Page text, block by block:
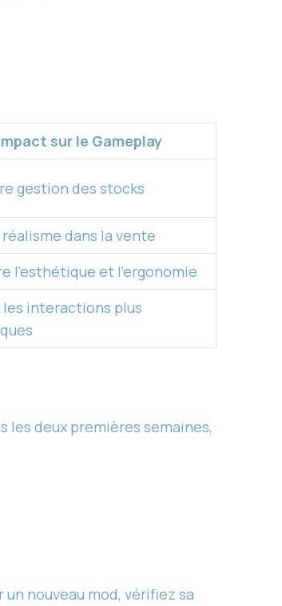
sur le Gameplay
gestion des stocks
réalisme dans la vente
l’esthétique et l’ergonomie
les interactions plus
les deux premières semaines,
nouveau mod, vérifiez sa